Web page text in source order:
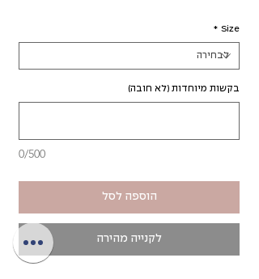
Size
*
בקשות מיוחדות (לא חובה)
0/500
הוספה לסל
לקנייה מהירה